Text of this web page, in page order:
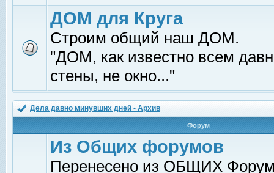
ДОМ для Круга
Строим общий наш ДОМ.
"ДОМ, как известно всем
стены, не окно..."
Дела давно минувших дней - Архив
Форум
Из Общих форумов
Перенесено из ОБЩИХ